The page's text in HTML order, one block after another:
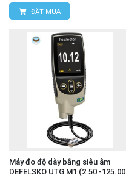
ĐẶT MUA
Máy đo độ dày bằng siêu âm
DEFELSKO UTG M1 (2.50 -125.00